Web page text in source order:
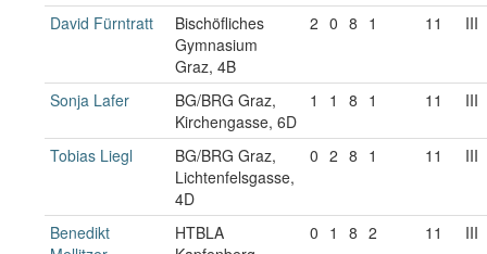
David Fürntratt
Bischöfliches
Gymnasium
Graz, 4B
2 0 8 1 11 III
Sonja Lafer
BG/BRG Graz,
Kirchengasse, 6D
1 1 8 1 11 III
Tobias Liegl
BG/BRG Graz,
Lichtenfelsgasse,
4D
0 2 8 1 11 III
Benedikt
HTBLA
0 1 8 2 11 III